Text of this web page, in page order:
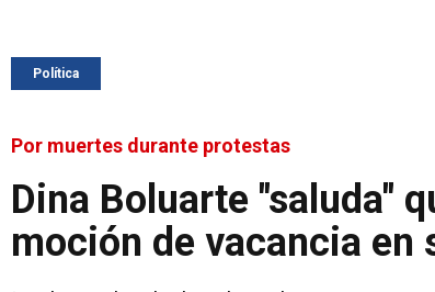
Política
Por muertes durante protestas
Dina Boluarte "saluda"
moción de vacancia en